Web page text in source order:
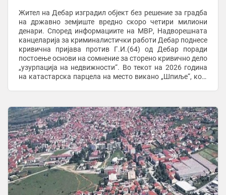
Жител на Дебар изградил објект без решение за градба
на државно земјиште вредно скоро четири милиони
денари. Според информациите на МВР, Надворешната
канцеларија за криминалистички работи Дебар поднесе
кривична пријава против Г.И.(64) од Дебар поради
постоење основи на сомнение за сторено кривично дело
„узурпација на недвижности“. Во текот на 2026 година
на катастарска парцела на место викано „Шпиље“, која